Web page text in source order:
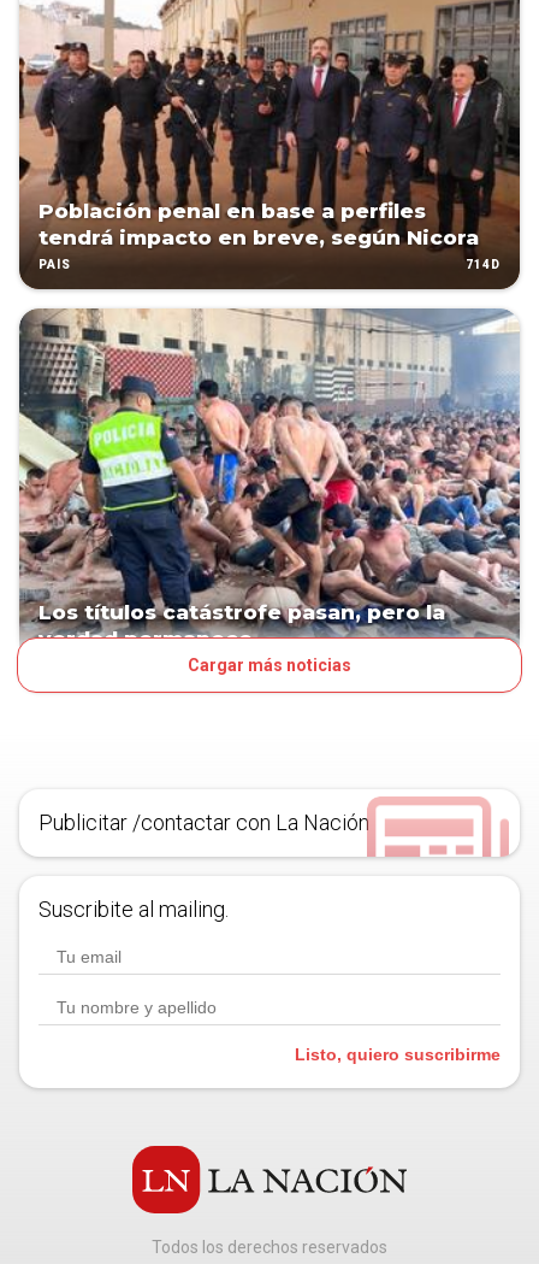
Población penal en base a perfiles
tendrá impacto en breve, según Nicora
PAÍS 714D
Los títulos catástrofe pasan, pero la
verdad permanece
Cargar más noticias
Publicitar /contactar con La Nación
Suscribite al mailing.
Listo, quiero suscribirme
Todos los derechos reservados